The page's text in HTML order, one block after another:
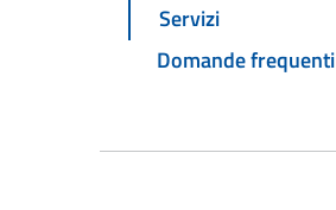
Servizi
Domande frequenti